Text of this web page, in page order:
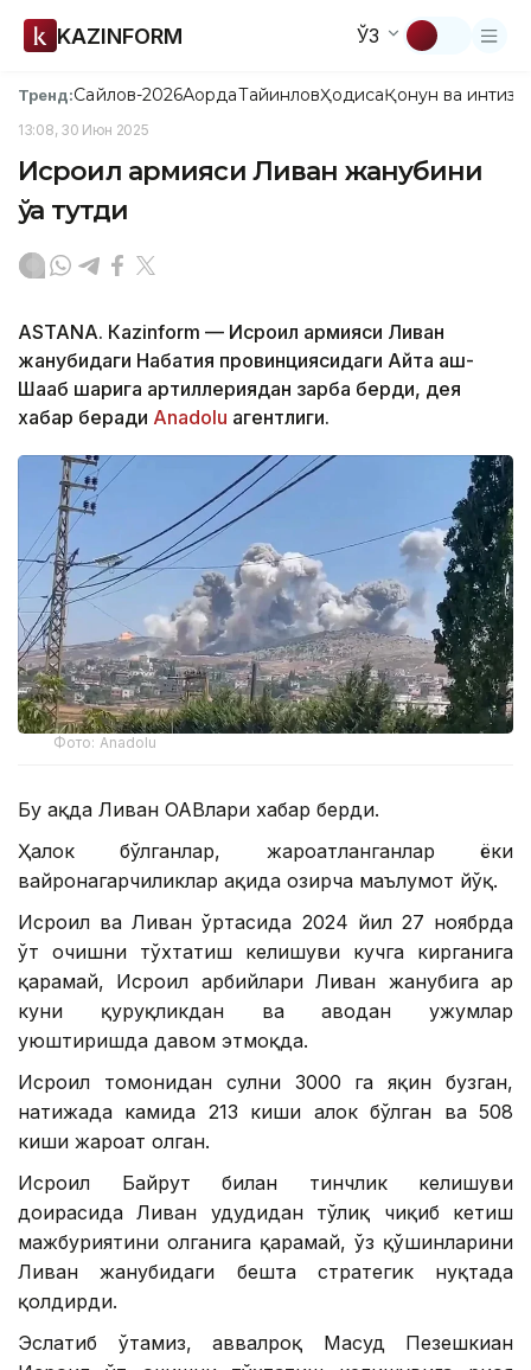
KAZINFORM ЎЗ
Тренд:Сайлов-2026АқордаТайинловҲодисаҚонун ва
13:08, 30 Июн 2025
Исроил армияси Ливан жанубини
ўққа тутди
ASTANА. Кazinform — Исроил армияси Ливан
жанубидаги Набатия провинциясидаги Айта аш-
Шааб шаҳрига артиллериядан зарба берди, дея
хабар беради Аnadolu агентлиги.
Фото: Anadolu
Бу ҳақда Ливан ОАВлари хабар берди.
Ҳалок бўлганлар, жароҳатланганлар ёки
вайронагарчиликлар ҳақида ҳозирча маълумот йўқ.
Исроил ва Ливан ўртасида 2024 йил 27 ноябрда
ўт очишни тўхтатиш келишуви кучга кирганига
қарамай, Исроил ҳарбийлари Ливан жанубига ҳар
куни қуруқликдан ва ҳаводан ҳужумлар
уюштиришда давом этмоқда.
Исроил томонидан сулҳни 3000 га яқин бузган,
натижада камида 213 киши ҳалок бўлган ва 508
киши жароҳат олган.
Исроил Байрут билан тинчлик келишуви
доирасида Ливан ҳудудидан тўлиқ чиқиб кетиш
мажбуриятини олганига қарамай, ўз қўшинларини
Ливан жанубидаги бешта стратегик нуқтада
қолдирди.
Эслатиб ўтамиз, аввалроқ Масуд Пезешкиан